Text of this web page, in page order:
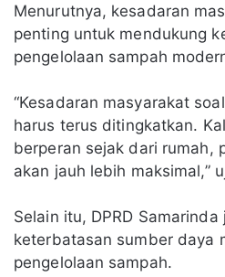
Menurutnya, kesadaran
penting untuk mendukung
pengelolaan sampah
“Kesadaran masyarakat
harus terus ditingkatkan.
berperan sejak dari rumah,
akan jauh lebih maksimal,”
Selain itu, DPRD
keterbatasan sumber daya
pengelolaan sampah.